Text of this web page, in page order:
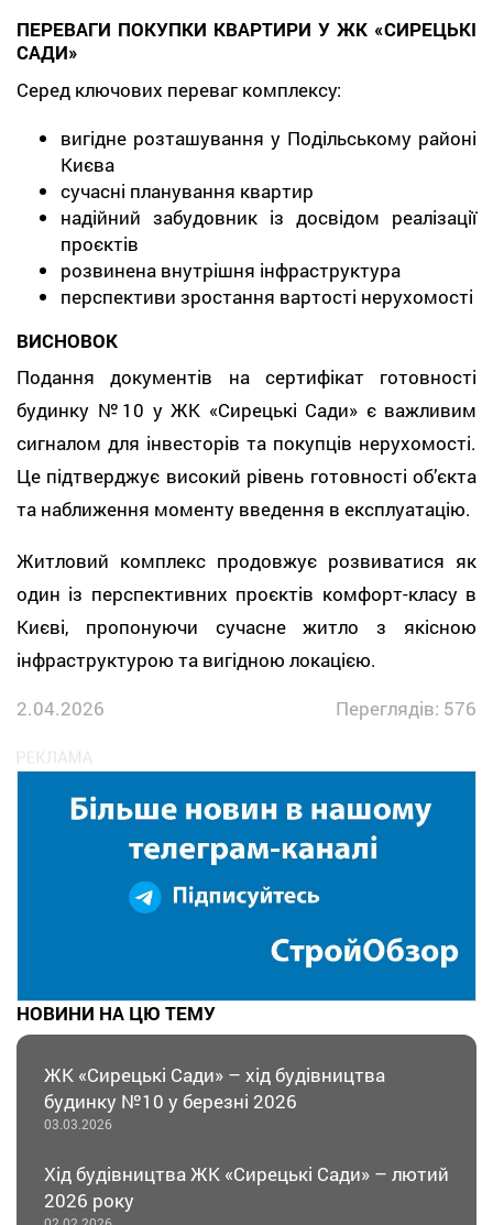
ПЕРЕВАГИ ПОКУПКИ КВАРТИРИ У ЖК «СИРЕЦЬКІ
САДИ»
Серед ключових переваг комплексу:
вигідне розташування у Подільському районі
Києва
сучасні планування квартир
надійний забудовник із досвідом реалізації
проєктів
розвинена внутрішня інфраструктура
перспективи зростання вартості нерухомості
ВИСНОВОК
Подання документів на сертифікат готовності
будинку №10 у ЖК «Сирецькі Сади» є важливим
сигналом для інвесторів та покупців нерухомості.
Це підтверджує високий рівень готовності об’єкта
та наближення моменту введення в експлуатацію.
Житловий комплекс продовжує розвиватися як
один із перспективних проєктів комфорт-класу в
Києві, пропонуючи сучасне житло з якісною
інфраструктурою та вигідною локацією.
2.04.2026
Переглядів: 576
НОВИНИ НА ЦЮ ТЕМУ
ЖК «Сирецькі Сади» – хід будівництва
будинку №10 у березні 2026
03.03.2026
Хід будівництва ЖК «Сирецькі Сади» – лютий
2026 року